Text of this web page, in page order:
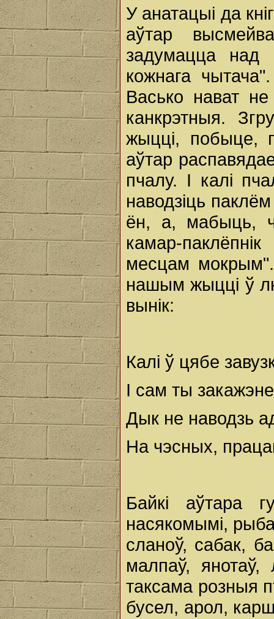
У анатацыі да
аўтар
задумацца над
кожнага
Васько нават
канкрэтныя.
жыцці, побыце,
аўтар
пчалу. І калі
наводзіць
ён, а, мабыць,
камар-
месцам
нашым жыцці ў
вынік:
Калі ў цябе
І сам ты
Дык не наводзь
На чэсных,
Байкі аўтара
насякомымі,
сланоў, сабак,
малпаў, янотаў,
таксама розныя
бусел, арол,